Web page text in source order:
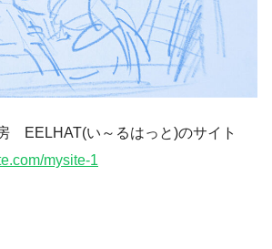
EELHAT(い～るはっと)のサイト
mysite-1